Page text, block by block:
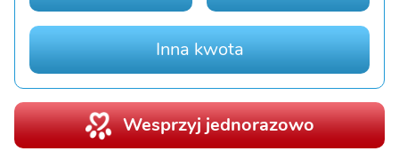
Inna kwota
Wesprzyj jednorazowo